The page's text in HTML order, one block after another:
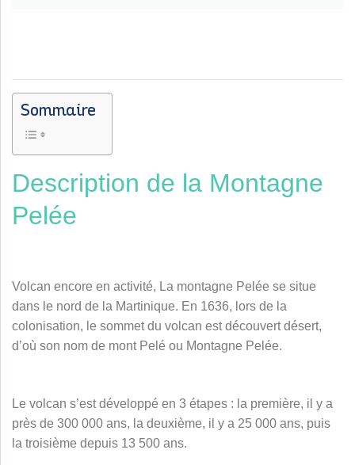
Sommaire
Description de la Montagne
Pelée
Volcan encore en activité, La montagne Pelée se situe
dans le nord de la Martinique. En 1636, lors de la
colonisation, le sommet du volcan est découvert désert,
d’où son nom de mont Pelé ou Montagne Pelée.
Le volcan s’est développé en 3 étapes : la première, il y a
près de 300 000 ans, la deuxième, il y a 25 000 ans, puis
la troisième depuis 13 500 ans.